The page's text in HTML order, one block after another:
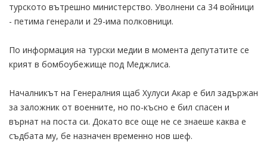
турското вътрешно министерство. Уволнени са 34 войници
- петима генерали и 29-има полковници.
По информация на турски медии в момента депутатите се
крият в бомбоубежище под Меджлиса.
Началникът на Генералния щаб Хулуси Акар е бил задържан
за заложник от военните, но по-късно е бил спасен и
върнат на поста си. Докато все още не се знаеше каква е
съдбата му, бе назначен временно нов шеф.